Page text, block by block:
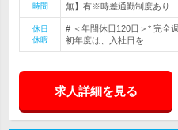
時間
無】有※時差通勤制度あり
休日
休暇
# ＜年間休日120日＞* 完全
初年度は、入社日を…
求人詳細を見る